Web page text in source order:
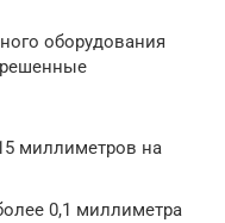
оборудования
миллиметров на
0,1 миллиметра